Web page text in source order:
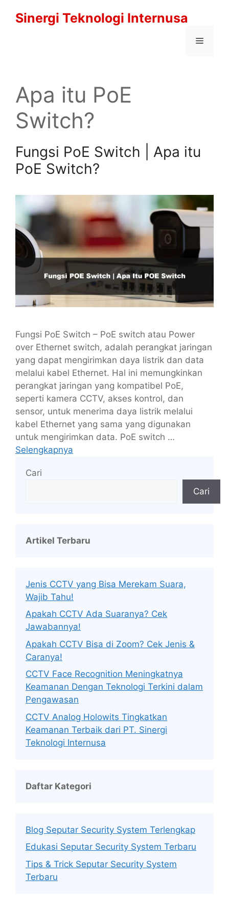
Sinergi Teknologi Internusa
Menu
Apa itu PoE
Switch?
Fungsi PoE Switch | Apa itu
PoE Switch?
Fungsi PoE Switch – PoE switch atau Power
over Ethernet switch, adalah perangkat jaringan
yang dapat mengirimkan daya listrik dan data
melalui kabel Ethernet. Hal ini memungkinkan
perangkat jaringan yang kompatibel PoE,
seperti kamera CCTV, akses kontrol, dan
sensor, untuk menerima daya listrik melalui
kabel Ethernet yang sama yang digunakan
untuk mengirimkan data. PoE switch …
Selengkapnya
Cari
Cari
Artikel Terbaru
Jenis CCTV yang Bisa Merekam Suara,
Wajib Tahu!
Apakah CCTV Ada Suaranya? Cek
Jawabannya!
Apakah CCTV Bisa di Zoom? Cek Jenis &
Caranya!
CCTV Face Recognition Meningkatnya
Keamanan Dengan Teknologi Terkini dalam
Pengawasan
CCTV Analog Holowits Tingkatkan
Keamanan Terbaik dari PT. Sinergi
Teknologi Internusa
Daftar Kategori
Blog Seputar Security System Terlengkap
Edukasi Seputar Security System Terbaru
Tips & Trick Seputar Security System
Terbaru